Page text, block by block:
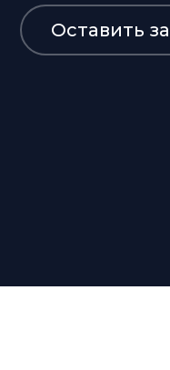
Оставить